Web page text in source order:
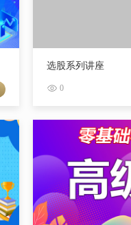
选股系列讲座
0